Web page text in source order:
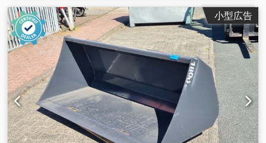
小型広告